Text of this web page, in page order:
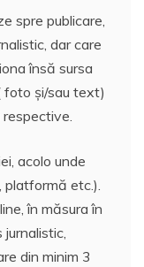
spre publicare,
dar care
însă sursa
foto și/sau text)
respective.
acolo unde
platformă etc.).
în măsura în
din minim 3